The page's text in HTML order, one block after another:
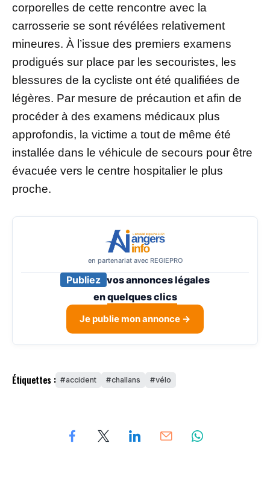
corporelles de cette rencontre avec la
carrosserie se sont révélées relativement
mineures. À l’issue des premiers examens
prodigués sur place par les secouristes, les
blessures de la cycliste ont été qualifiées de
légères. Par mesure de précaution et afin de
procéder à des examens médicaux plus
approfondis, la victime a tout de même été
installée dans le véhicule de secours pour être
évacuée vers le centre hospitalier le plus
proche.
en partenariat avec REGIEPRO
Publiez vos annonces légales
enquelques clics
Je publie mon annonce →
Étiquettes : accident challans vélo